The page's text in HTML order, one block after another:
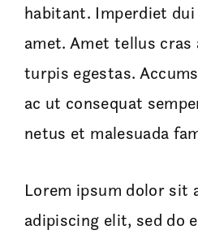
habitant. Imperdiet
amet. Amet tellus cras
turpis egestas.
ac ut consequat
netus et malesuada
Lorem ipsum dolor sit
adipiscing elit, sed do